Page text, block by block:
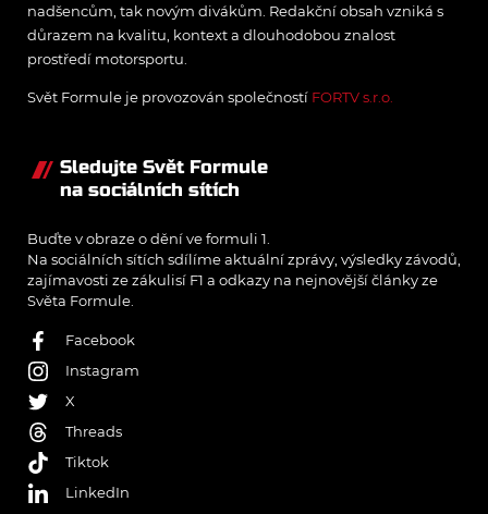
nadšencům, tak novým divákům. Redakční obsah vzniká s
důrazem na kvalitu, kontext a dlouhodobou znalost
prostředí motorsportu.
Svět Formule je provozován společností FORTV s.r.o.
Sledujte Svět Formule
na sociálních sítích
Buďte v obraze o dění ve formuli 1.
Na sociálních sítích sdílíme aktuální zprávy, výsledky závodů,
zajímavosti ze zákulisí F1 a odkazy na nejnovější články ze
Světa Formule.
Facebook
Instagram
X
Threads
Tiktok
LinkedIn